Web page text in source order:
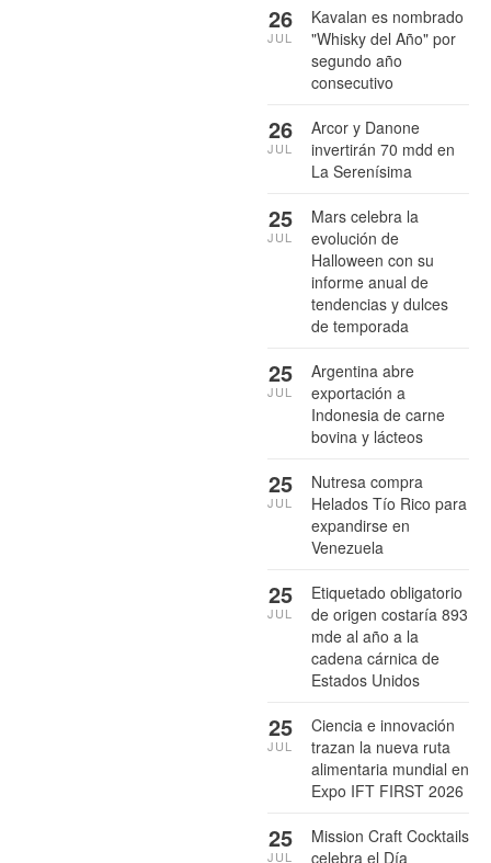
Kavalan es nombrado
"Whisky del Año" por
segundo año
consecutivo
26
JUL
Arcor y Danone
invertirán 70 mdd en
La Serenísima
26
JUL
Mars celebra la
evolución de
Halloween con su
informe anual de
tendencias y dulces
de temporada
25
JUL
Argentina abre
exportación a
Indonesia de carne
bovina y lácteos
25
JUL
Nutresa compra
Helados Tío Rico para
expandirse en
Venezuela
25
JUL
Etiquetado obligatorio
de origen costaría 893
mde al año a la
cadena cárnica de
Estados Unidos
25
JUL
Ciencia e innovación
trazan la nueva ruta
alimentaria mundial en
Expo IFT FIRST 2026
25
JUL
Mission Craft Cocktails
celebra el Día
25
JUL